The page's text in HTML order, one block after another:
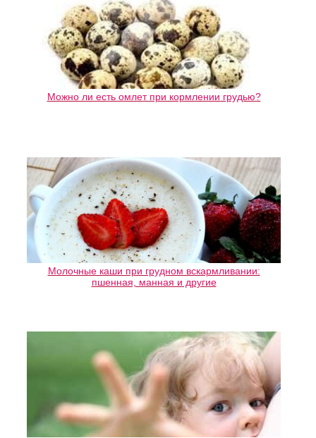
Можно ли есть омлет при кормлении грудью?
Молочные каши при грудном вскармливании:
пшенная, манная и другие